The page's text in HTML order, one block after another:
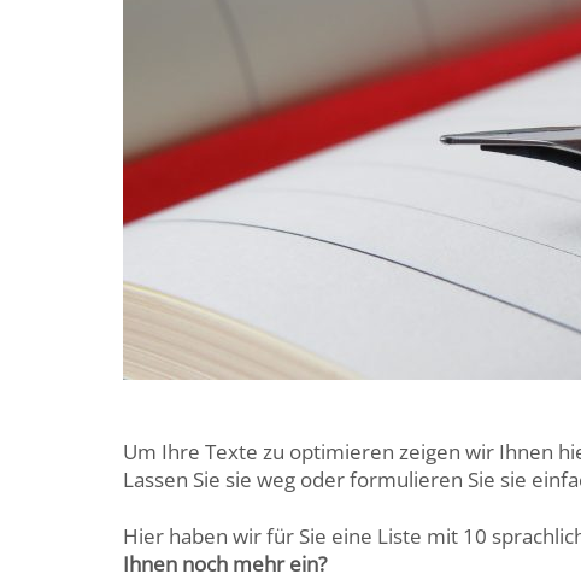
Um Ihre Texte zu optimieren zeigen wir Ihnen
Lassen Sie sie weg oder formulieren Sie sie
Hier haben wir für Sie eine Liste mit 10
Ihnen noch mehr ein?